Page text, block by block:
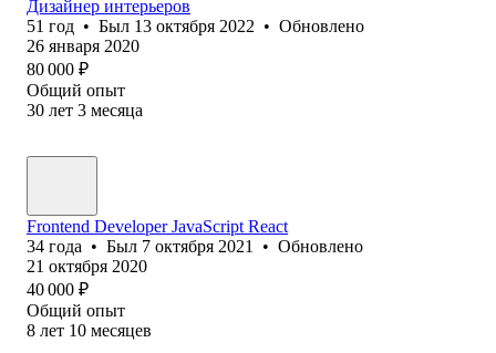
Дизайнер интерьеров
51 год • Был 13 октября 2022 • Обновлено
26 января 2020
80 000 ₽
Общий опыт
30 лет 3 месяца
Frontend Developer JavaScript React
34 года • Был 7 октября 2021 • Обновлено
21 октября 2020
40 000 ₽
Общий опыт
8 лет 10 месяцев